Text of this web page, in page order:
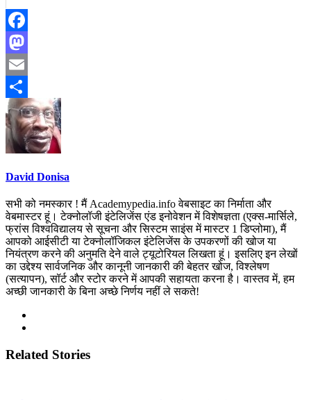
Facebook
Mastodon
Email
Share
David Donisa
सभी को नमस्कार ! मैं Academypedia.info वेबसाइट का निर्माता और
वेबमास्टर हूं। टेक्नोलॉजी इंटेलिजेंस एंड इनोवेशन में विशेषज्ञता (एक्स-मार्सिले,
फ्रांस विश्वविद्यालय से सूचना और सिस्टम साइंस में मास्टर 1 डिप्लोमा), मैं
आपको आईसीटी या टेक्नोलॉजिकल इंटेलिजेंस के उपकरणों की खोज या
नियंत्रण करने की अनुमति देने वाले ट्यूटोरियल लिखता हूं। इसलिए इन लेखों
का उद्देश्य सार्वजनिक और कानूनी जानकारी की बेहतर खोज, विश्लेषण
(सत्यापन), सॉर्ट और स्टोर करने में आपकी सहायता करना है। वास्तव में, हम
अच्छी जानकारी के बिना अच्छे निर्णय नहीं ले सकते!
Related Stories